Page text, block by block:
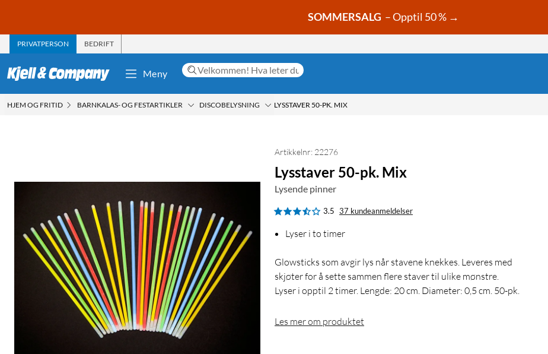
SOMMERSALG – Opptil 50 % →
PRIVATPERSON BEDRIFT
Meny
HJEM OG FRITID BARNKALAS- OG FESTARTIKLER DISCOBELYSNING LYSSTAVER 50-PK. MIX
Artikkelnr: 22276
Lysstaver 50-pk. Mix
Lysende pinner
3.5 37 kundeanmeldelser
Lyser i to timer
Glowsticks som avgir lys når stavene knekkes. Leveres med
skjøter for å sette sammen flere staver til ulike mønstre.
Lyser i opptil 2 timer. Lengde: 20 cm. Diameter: 0,5 cm. 50-pk.
Les mer om produktet